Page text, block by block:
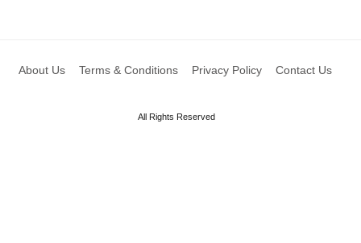
About Us Terms & Conditions Privacy Policy Contact Us
All Rights Reserved